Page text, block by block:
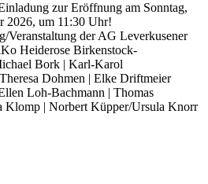
zur Eröffnung am Sonntag,
2026, um 11:30 Uhr!
Veranstaltung der AG Leverkusener
Heiderose Birkenstock-
Bork | Karl-Karol
Dohmen | Elke Driftmeier
Loh-Bachmann | Thomas
Klomp | Norbert Küpper/Ursula Knorr